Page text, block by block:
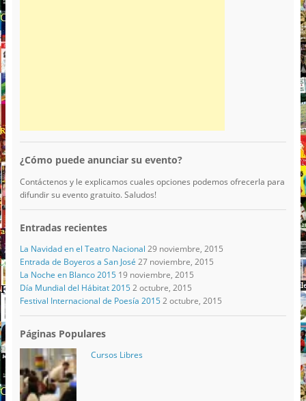
¿Cómo puede anunciar su evento?
Contáctenos y le explicamos cuales opciones podemos ofrecerla para
difundir su evento gratuito. Saludos!
Entradas recientes
La Navidad en el Teatro Nacional 29 noviembre, 2015
Entrada de Boyeros a San José 27 noviembre, 2015
La Noche en Blanco 2015 19 noviembre, 2015
Día Mundial del Hábitat 2015 2 octubre, 2015
Festival Internacional de Poesía 2015 2 octubre, 2015
Páginas Populares
Cursos Libres